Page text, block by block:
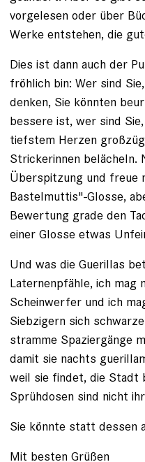
vorgelesen oder über
Werke entstehen, die
Dies ist dann auch der
fröhlich bin: Wer sind
denken, Sie könnten
bessere ist, wer sind
tiefstem Herzen
Strickerinnen belächeln.
Überspitzung und freue
Bastelmuttis"-Glosse,
Bewertung grade den
einer Glosse etwas
Und was die Guerillas
Laternenpfähle, ich mag
Scheinwerfer und ich
Siebzigern sich
stramme Spaziergänge
damit sie nachts
weil sie findet, die Stadt
Sprühdosen sind nicht
Sie könnte statt dessen
Mit besten Grüßen